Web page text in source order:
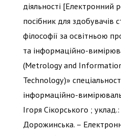
діяльності [Електронний
посібник для здобувачів
філософії за освітньою
та інформаційно-
(Metrology and
Technology)»
інформаційно-
Ігоря Сікорського ;
Дорожинська. –